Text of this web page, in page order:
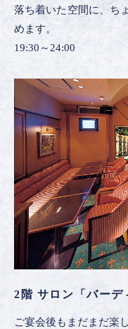
落ち着いた空間に、ち
めます。
19:30～24:00
2階 サロン「バーデ
ご宴会後もまだまだ楽